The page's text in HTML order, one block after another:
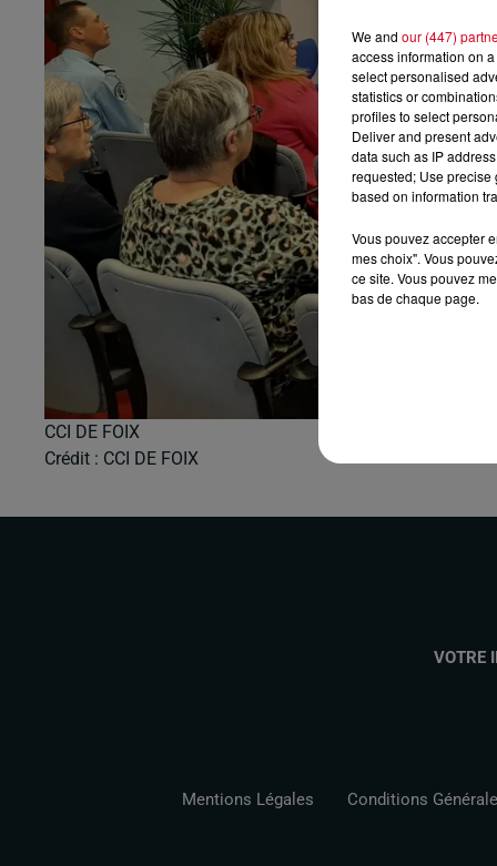
CCI DE FOIX
Crédit : CCI DE FOIX
VOTRE
Mentions Légales Conditions
We and our (447)
access information on
select personalised
statistics or
profiles to select
Deliver and present
data such as IP
requested; Use precise
based on information
Vous pouvez accepter
mes choix". Vous
ce site. Vous pouvez
bas de chaque page.